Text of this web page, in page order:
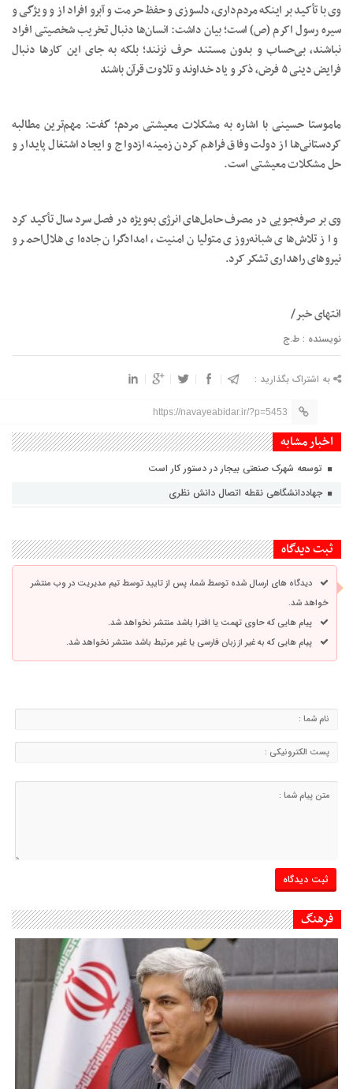
وی با تأکید بر اینکه مردم‌داری، دلسوزی و حفظ حرمت و آبرو افراد از و ویژگی و
سیره رسول اکرم (ص) است؛ بیان داشت: انسان‌ها دنبال تخریب شخصیتی افراد
نباشند، بی‌حساب و بدون مستند حرف نزنند؛ بلکه به جای این کارها دنبال
فرایض دینی ۵ فرض، ذکر و یاد خداوند و تلاوت قرآن باشند
ماموستا حسینی با اشاره به مشکلات معیشتی مردم؛ گفت: مهم‌ترین مطالبه
کردستانی‌ها از دولت وفاق فراهم کردن زمینه ازدواج و ایجاد اشتغال پایدار و
حل مشکلات معیشتی است.
وی بر صرفه‌جویی در مصرف حامل‌های انرژی به‌ویژه در فصل سرد سال تأکید کرد
و از تلاش‌های شبانه‌روزی متولیان امنیت، امدادگران جاده‌ای هلال‌احمر و
نیروهای راهداری تشکر کرد.
انتهای خبر/
نویسنده : ط.ج
به اشتراک بگذارید :
https://navayeabidar.ir/?p=5453
اخبار مشابه
توسعه شهرک صنعتی بیجار در دستور کار است
جهاددانشگاهی نقطه اتصال دانش نظری
ثبت دیدگاه
دیدگاه های ارسال شده توسط شما، پس از تایید توسط تیم مدیریت در وب منتشر
خواهد شد.
پیام هایی که حاوی تهمت یا افترا باشد منتشر نخواهد شد.
پیام هایی که به غیر از زبان فارسی یا غیر مرتبط باشد منتشر نخواهد شد.
فرهنگ